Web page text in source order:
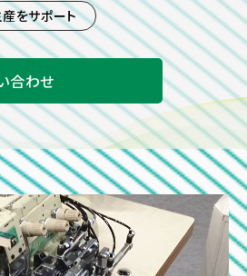
をサポート
合わせ